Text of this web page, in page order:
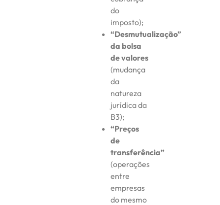
do
imposto);
“Desmutualização”
da bolsa
de valores
(mudança
da
natureza
jurídica da
B3);
“Preços
de
transferência”
(operações
entre
empresas
do mesmo